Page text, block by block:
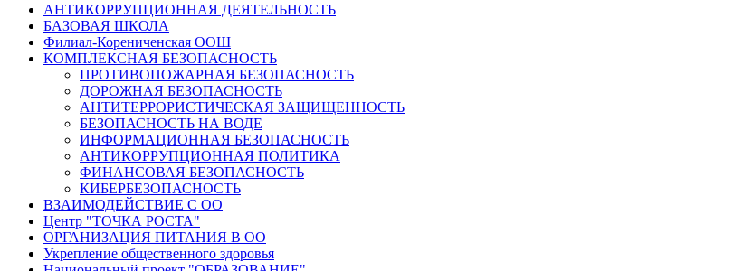
АНТИКОРРУПЦИОННАЯ ДЕЯТЕЛЬНОСТЬ
БАЗОВАЯ ШКОЛА
Филиал-Корениченская ООШ
КОМПЛЕКСНАЯ БЕЗОПАСНОСТЬ
ПРОТИВОПОЖАРНАЯ БЕЗОПАСНОСТЬ
ДОРОЖНАЯ БЕЗОПАСНОСТЬ
АНТИТЕРРОРИСТИЧЕСКАЯ ЗАЩИЩЕННОСТЬ
БЕЗОПАСНОСТЬ НА ВОДЕ
ИНФОРМАЦИОННАЯ БЕЗОПАСНОСТЬ
АНТИКОРРУПЦИОННАЯ ПОЛИТИКА
ФИНАНСОВАЯ БЕЗОПАСНОСТЬ
КИБЕРБЕЗОПАСНОСТЬ
ВЗАИМОДЕЙСТВИЕ С ОО
Центр "ТОЧКА РОСТА"
ОРГАНИЗАЦИЯ ПИТАНИЯ В ОО
Укрепление общественного здоровья